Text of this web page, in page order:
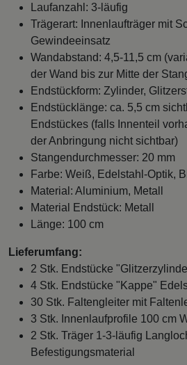
Laufanzahl: 3-läufig
Trägerart: Innenlaufträger mit
Gewindeeinsatz
Wandabstand: 4,5-11,5 cm
der Wand bis zur Mitte der
Endstückform: Zylinder,
Endstücklänge: ca. 5,5 cm
Endstückes (falls Innenteil
der Anbringung nicht sichtbar)
Stangendurchmesser: 20 mm
Farbe: Weiß, Edelstahl-Optik,
Material: Aluminium, Metall
Material Endstück: Metall
Länge: 100 cm
Lieferumfang:
2 Stk. Endstücke
4 Stk. Endstücke "Kappe"
30 Stk. Faltengleiter mit
3 Stk. Innenlaufprofile 100 cm
2 Stk. Träger 1-3-läufig
Befestigungsmaterial